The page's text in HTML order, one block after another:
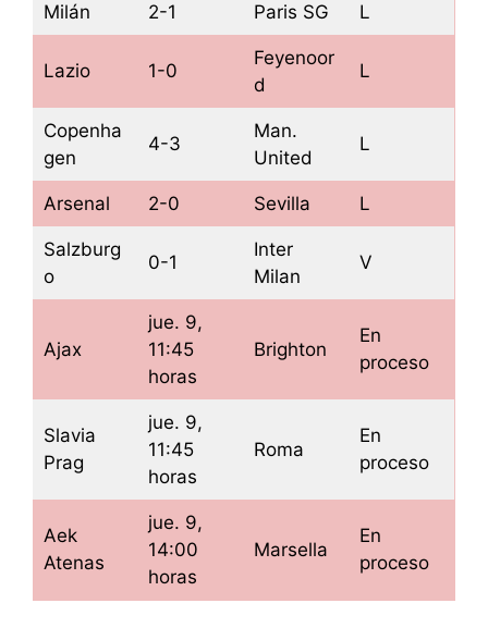
Milán 2-1 Paris SG L
Lazio 1-0
Feyenoor
d
L
Copenha
gen
4-3
Man.
United
L
Arsenal 2-0 Sevilla L
Salzburg
o
0-1
Inter
Milan
V
Ajax
jue. 9,
11:45
horas
Brighton
En
proceso
Slavia
Prag
jue. 9,
11:45
horas
Roma
En
proceso
Aek
Atenas
jue. 9,
14:00
horas
Marsella
En
proceso